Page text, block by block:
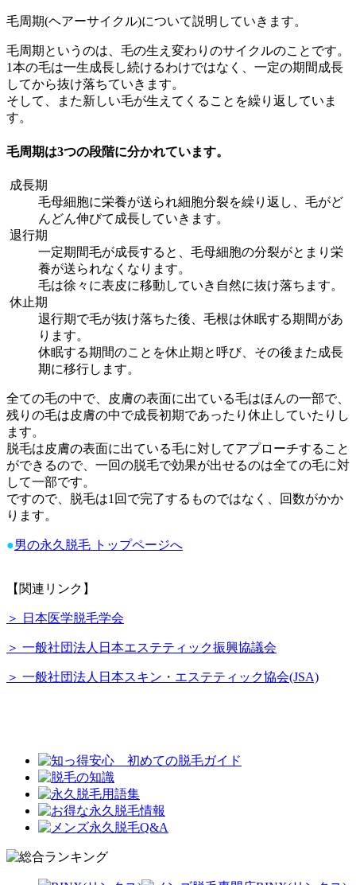
毛周期(ヘアーサイクル)について説明していきます。
毛周期というのは、毛の生え変わりのサイクルのことです。
1本の毛は一生成長し続けるわけではなく、一定の期間成長
してから抜け落ちていきます。
そして、また新しい毛が生えてくることを繰り返していま
す。
毛周期は3つの段階に分かれています。
成長期
毛母細胞に栄養が送られ細胞分裂を繰り返し、毛がど
んどん伸びて成長していきます。
退行期
一定期間毛が成長すると、毛母細胞の分裂がとまり栄
養が送られなくなります。
毛は徐々に表皮に移動していき自然に抜け落ちます。
休止期
退行期で毛が抜け落ちた後、毛根は休眠する期間があ
ります。
休眠する期間のことを休止期と呼び、その後また成長
期に移行します。
全ての毛の中で、皮膚の表面に出ている毛はほんの一部で、
残りの毛は皮膚の中で成長初期であったり休止していたりし
ます。
脱毛は皮膚の表面に出ている毛に対してアプローチすること
ができるので、一回の脱毛で効果が出せるのは全ての毛に対
して一部です。
ですので、脱毛は1回で完了するものではなく、回数がかか
ります。
●男の永久脱毛 トップページへ
【関連リンク】
＞ 日本医学脱毛学会
＞ 一般社団法人日本エステティック振興協議会
＞ 一般社団法人日本スキン・エステティック協会(JSA)